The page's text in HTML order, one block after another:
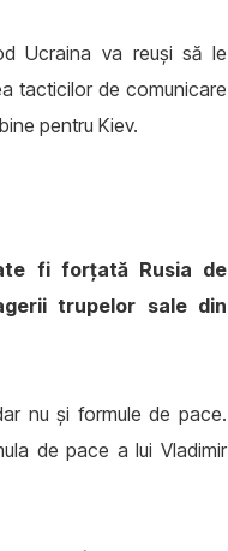
Ucraina va reuși să le
tacticilor de comunicare
pentru Kiev.
fi forțată Rusia de
trupelor sale din
nu și formule de pace.
de pace a lui Vladimir